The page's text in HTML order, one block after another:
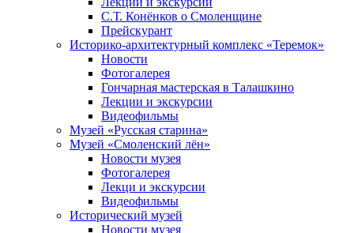
С.Т. Конёнков о Смоленщине
Прейскурант
Историко-архитектурный комплекс «Теремок»
Новости
Фотогалерея
Гончарная мастерская в Талашкино
Лекции и экскурсии
Видеофильмы
Музей «Русская старина»
Музей «Смоленский лён»
Новости музея
Фотогалерея
Лекци и экскурсии
Видеофильмы
Исторический музей
Новости музея